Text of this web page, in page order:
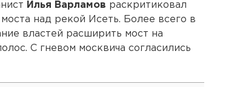
Илья Варламов раскритиковал
над рекой Исеть. Более всего в
властей расширить мост на
С гневом москвича согласились